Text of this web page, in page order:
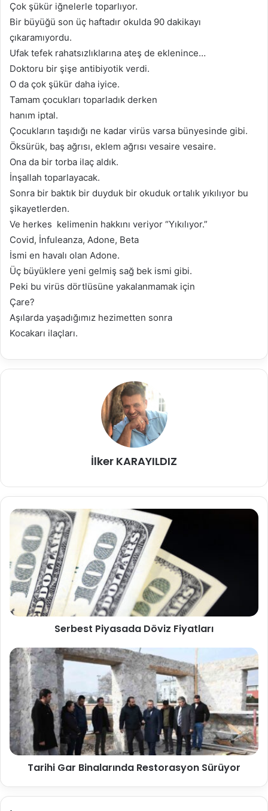
Çok şükür iğnelerle toparlıyor.
Bir büyüğü son üç haftadır okulda 90 dakikayı
çıkaramıyordu.
Ufak tefek rahatsızlıklarına ateş de eklenince…
Doktoru bir şişe antibiyotik verdi.
O da çok şükür daha iyice.
Tamam çocukları toparladık derken
hanım iptal.
Çocukların taşıdığı ne kadar virüs varsa bünyesinde gibi.
Öksürük, baş ağrısı, eklem ağrısı vesaire vesaire.
Ona da bir torba ilaç aldık.
İnşallah toparlayacak.
Sonra bir baktık bir duyduk bir okuduk ortalık yıkılıyor bu
şikayetlerden.
Ve herkes kelimenin hakkını veriyor “Yıkılıyor.”
Covid, İnfuleanza, Adone, Beta
İsmi en havalı olan Adone.
Üç büyüklere yeni gelmiş sağ bek ismi gibi.
Peki bu virüs dörtlüsüne yakalanmamak için
Çare?
Aşılarda yaşadığımız hezimetten sonra
Kocakarı ilaçları.
İlker KARAYILDIZ
Serbest Piyasada Döviz Fiyatları
Tarihi Gar Binalarında Restorasyon Sürüyor